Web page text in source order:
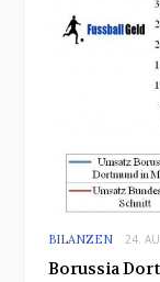
BILANZEN 24.
Borussia